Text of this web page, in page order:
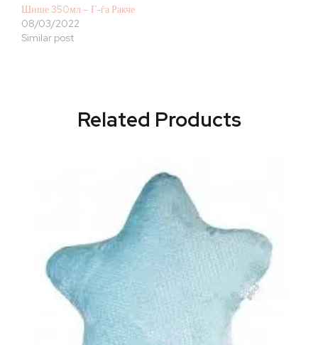
Шише 350мл – Г-ѓа Ракче
08/03/2022
Similar post
Related Products